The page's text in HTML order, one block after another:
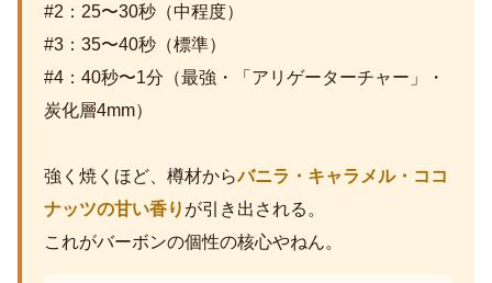
#2：25〜30秒（中程度）
#3：35〜40秒（標準）
#4：40秒〜1分（最強・「アリゲーターチャー」・
炭化層4mm）
強く焼くほど、樽材からバニラ・キャラメル・ココ
ナッツの甘い香り が引き出される。
これがバーボンの個性の核心やねん。